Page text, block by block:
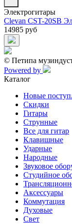
Электрогитары
Clevan CST-20SB
14985 руб
© Петипа
Powered by
Каталог
Новые
Скидки
Гитары
Струнные
Все для гитар
Клавишные
Ударные
Народные
Звуковое
Студийное
Аксессуары
Коммутация
Духовые
Свет